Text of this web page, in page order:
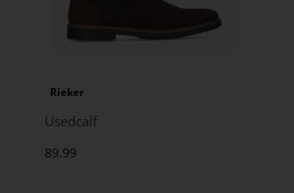
Rieker
Usedcalf
89.99